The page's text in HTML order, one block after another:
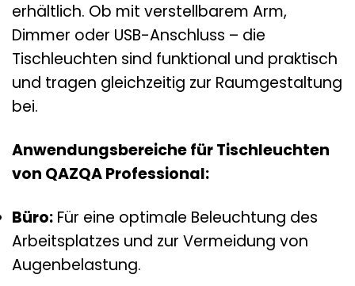
erhältlich. Ob mit verstellbarem Arm,
Dimmer oder USB-Anschluss – die
Tischleuchten sind funktional und praktisch
und tragen gleichzeitig zur Raumgestaltung
bei.
Anwendungsbereiche für Tischleuchten
von QAZQA Professional:
Büro: Für eine optimale Beleuchtung des
Arbeitsplatzes und zur Vermeidung von
Augenbelastung.